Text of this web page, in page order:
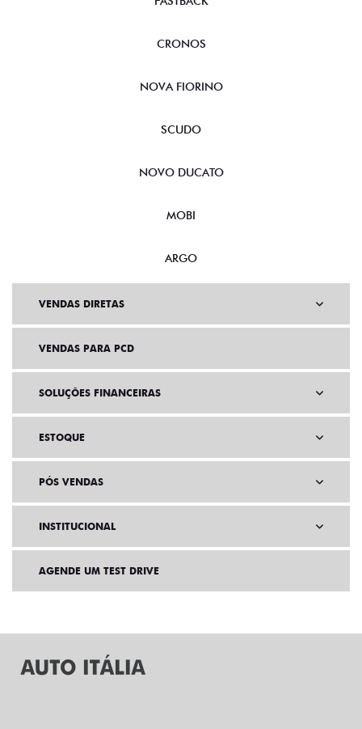
CRONOS
NOVA FIORINO
SCUDO
NOVO DUCATO
MOBI
ARGO
VENDAS DIRETAS
VENDAS PARA PCD
SOLUÇÕES FINANCEIRAS
ESTOQUE
PÓS VENDAS
INSTITUCIONAL
AGENDE UM TEST DRIVE